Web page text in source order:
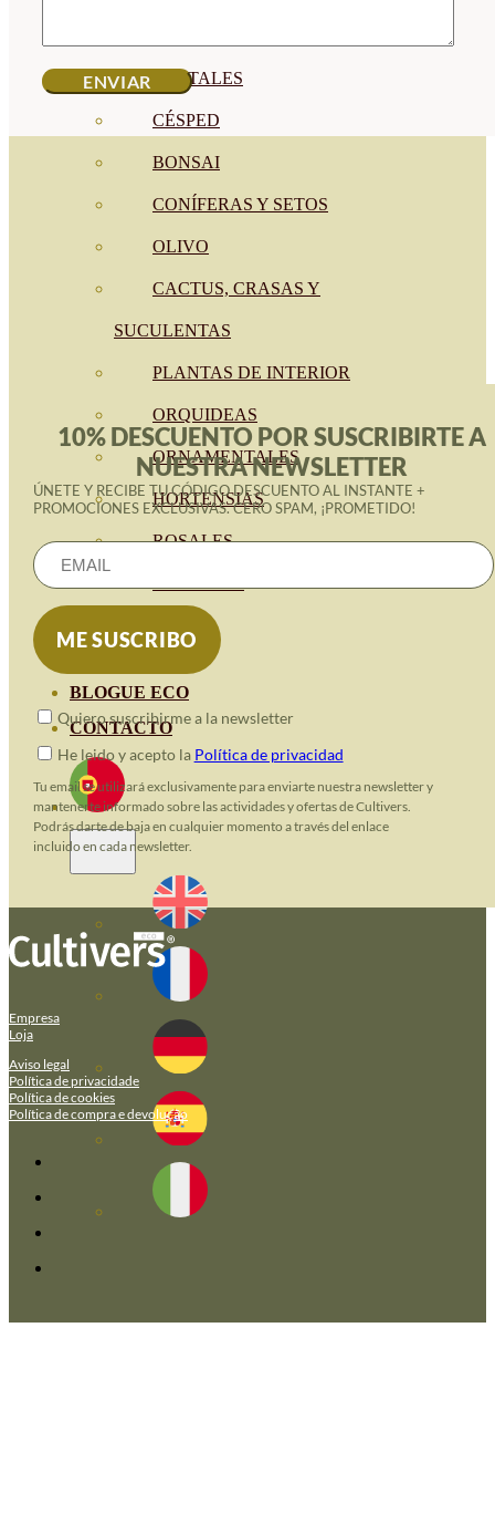
FRUTALES
CÉSPED
BONSAI
CONÍFERAS Y SETOS
OLIVO
CACTUS, CRASAS Y
SUCULENTAS
PLANTAS DE INTERIOR
ORQUIDEAS
ORNAMENTALES
HORTENSIAS
ROSALES
BLOGUE ECO
CONTACTO
10% DESCUENTO POR SUSCRIBIRTE A
NUESTRA NEWSLETTER
ÚNETE Y RECIBE TU CÓDIGO DESCUENTO AL INSTANTE +
PROMOCIONES EXCLUSIVAS. CERO SPAM, ¡PROMETIDO!
Quiero suscribirme a la newsletter
He leido y acepto la Política de privacidad
Tu email se utilizará exclusivamente para enviarte nuestra newsletter y
mantenerte informado sobre las actividades y ofertas de Cultivers.
Podrás darte de baja en cualquier momento a través del enlace
incluido en cada newsletter.
Empresa
Loja
Aviso legal
Política de privacidade
Política de cookies
Política de compra e devolução